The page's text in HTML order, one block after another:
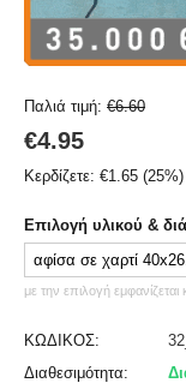
Παλιά τιμή: €6.60
€4.95
Κερδίζετε: €1.65 (25%)
Επιλογή υλικού &
με την επιλογή
ΚΩΔΙΚΟΣ:
Διαθεσιμότητα: